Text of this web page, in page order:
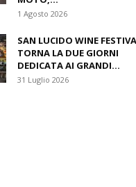
SUL TIRRENO COSENTINO:
SCONTRO TRA FURGONE E
MOTO,...
1 Agosto 2026